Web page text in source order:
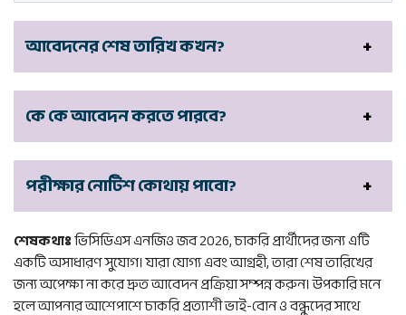
আবেদনের শেষ তারিখ কখন?
কে কে আবেদন করতে পারবে?
পরীক্ষার নোটিশ কোথায় পাবো?
শেষকথাঃভিসিডিএস এনজিও জব 2026, চাকরি প্রার্থীদের জন্য এটি
একটি অসাধারণ সুযোগ। যারা যোগ্য এবং আগ্রহী, তারা শেষ তারিখের
জন্য অপেক্ষা না করে দ্রুত আবেদন প্রক্রিয়া সম্পন্ন করুন। উপকারি মনে
হলে আপনার আশেপাশে চাকরি প্রত্যাশী ভাই-বোন ও বন্ধুদের সাথে